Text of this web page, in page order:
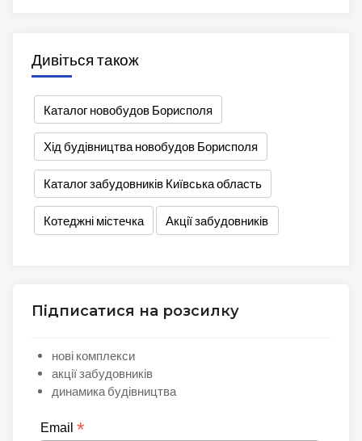
Дивіться також
Каталог новобудов Борисполя
Хід будівництва новобудов Борисполя
Каталог забудовників Київська область
Котеджні містечка Акції забудовників
Підписатися на розсилку
нові комплекси
акції забудовників
динамика будівництва
Email *